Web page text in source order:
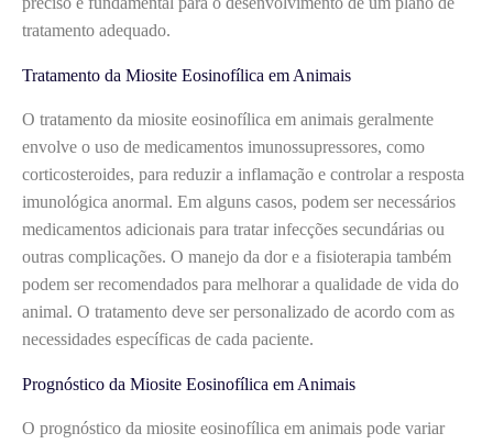
tratamento adequado.
Tratamento da Miosite Eosinofílica em Animais
O tratamento da miosite eosinofílica em animais geralmente
envolve o uso de medicamentos imunossupressores, como
corticosteroides, para reduzir a inflamação e controlar a resposta
imunológica anormal. Em alguns casos, podem ser necessários
medicamentos adicionais para tratar infecções secundárias ou
outras complicações. O manejo da dor e a fisioterapia também
podem ser recomendados para melhorar a qualidade de vida do
animal. O tratamento deve ser personalizado de acordo com as
necessidades específicas de cada paciente.
Prognóstico da Miosite Eosinofílica em Animais
O prognóstico da miosite eosinofílica em animais pode variar